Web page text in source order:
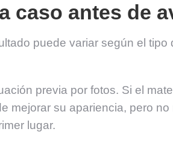
caso antes de
puede variar según el
previa por fotos. Si el
mejorar su apariencia, pero
lugar.